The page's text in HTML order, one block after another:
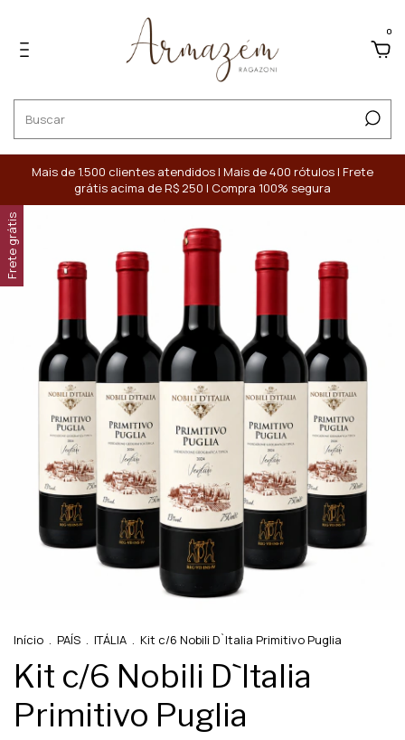
0
Mais de 1.500 clientes atendidos | Mais de 400 rótulos | Frete
grátis acima de R$ 250 | Compra 100% segura
Frete grátis
Início . PAÍS . ITÁLIA . Kit c/6 Nobili D`Italia Primitivo Puglia
Kit c/6 Nobili D`Italia
Primitivo Puglia